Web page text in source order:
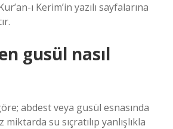
ı Kerim’in yazılı sayfalarına
gusül nasıl
abdest veya gusül esnasında
su sıçratılıp yanlışlıkla